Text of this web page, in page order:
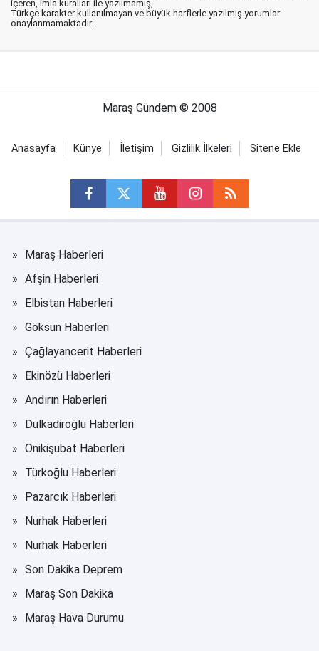
içeren, imla kuralları ile yazılmamış,
Türkçe karakter kullanılmayan ve büyük harflerle yazılmış yorumlar
onaylanmamaktadır.
Maraş Gündem © 2008
Anasayfa Künye İletişim Gizlilik İlkeleri Sitene Ekle
Maraş Haberleri
Afşin Haberleri
Elbistan Haberleri
Göksun Haberleri
Çağlayancerit Haberleri
Ekinözü Haberleri
Andırın Haberleri
Dulkadiroğlu Haberleri
Onikişubat Haberleri
Türkoğlu Haberleri
Pazarcık Haberleri
Nurhak Haberleri
Nurhak Haberleri
Son Dakika Deprem
Maraş Son Dakika
Maraş Hava Durumu